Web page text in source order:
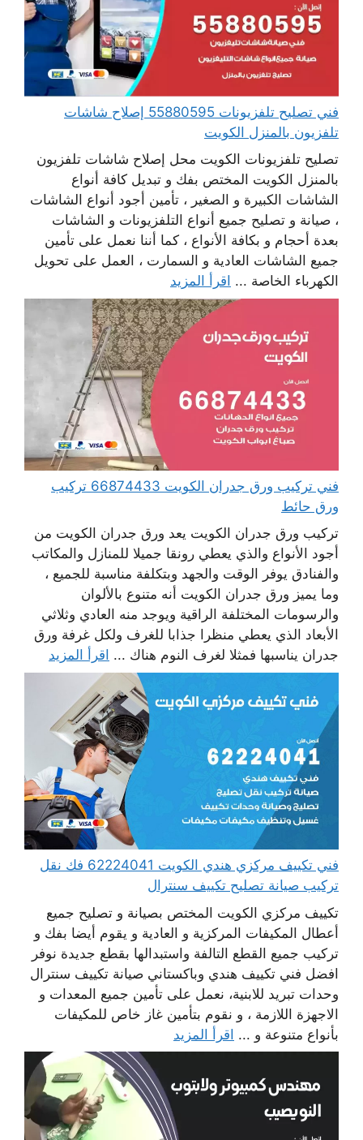
فني تصليح تلفزيونات 55880595 إصلاح شاشات
تلفزيون بالمنزل الكويت
تصليح تلفزيونات الكويت محل إصلاح شاشات تلفزيون
بالمنزل الكويت المختص بفك و تبديل كافة أنواع
الشاشات الكبيرة و الصغير ، تأمين أجود أنواع الشاشات
، صيانة و تصليح جميع أنواع التلفزيونات و الشاشات
بعدة أحجام و بكافة الأنواع ، كما أننا نعمل على تأمين
جميع الشاشات العادية و السمارت ، العمل على تحويل
الكهرباء الخاصة ... اقرأ المزيد
فني تركيب ورق جدران الكويت 66874433 تركيب
ورق حائط
تركيب ورق جدران الكويت يعد ورق جدران الكويت من
أجود الأنواع والذي يعطي رونقا جميلا للمنازل والمكاتب
والفنادق يوفر الوقت والجهد وبتكلفة مناسبة للجميع ،
وما يميز ورق جدران الكويت أنه متنوع بالألوان
والرسومات المختلفة الراقية ويوجد منه العادي وثلاثي
الأبعاد الذي يعطي منظرا جذابا للغرف ولكل غرفة ورق
جدران يناسبها فمثلا لغرف النوم هناك ... اقرأ المزيد
فني تكييف مركزي هندي الكويت 62224041 فك نقل
تركيب صيانة تصليح تكييف سنترال
تكييف مركزي الكويت المختص بصيانة و تصليح جميع
أعطال المكيفات المركزية و العادية و يقوم أيضا بفك و
تركيب جميع القطع التالفة واستبدالها بقطع جديدة نوفر
افضل فني تكييف هندي وباكستاني صيانة تكييف سنترال
وحدات تبريد للابنية، نعمل على تأمين جميع المعدات و
الاجهزة اللازمة ، و نقوم بتأمين غاز خاص للمكيفات
بأنواع متنوعة و ... اقرأ المزيد